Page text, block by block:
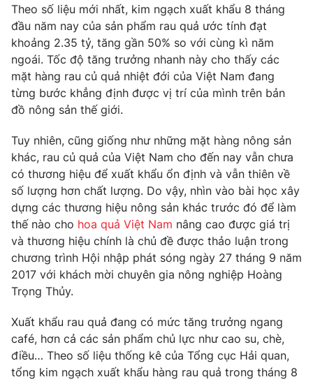
Phim VTV
Hậu trường
Nhân vật
Khán giả
Giải trí
Điện ảnh
Âm nhạc
Sao
Đời sống
Du lịch
Chất lượng cuộc sống
Giáo dục
Tuyển sinh
Học trực tuyến
Công nghệ
Hitech Công nghệ tương lai
Sản phẩm
Thị trường
Tư vấn
Giao lưu trực tuyến
Lịch phát sóng
Chuyên mục khác
Photo Infographic
Theo số liệu mới nhất, kim ngạch xuất khẩu 8 tháng
đầu năm nay của sản phẩm rau quả ước tính đạt
khoảng 2.35 tỷ, tăng gần 50% so với cùng kì năm
ngoái. Tốc độ tăng trưởng nhanh này cho thấy các
mặt hàng rau củ quả nhiệt đới của Việt Nam đang
từng bước khẳng định được vị trí của mình trên bản
đồ nông sản thế giới.
Tuy nhiên, cũng giống như những mặt hàng nông sản
khác, rau củ quả của Việt Nam cho đến nay vẫn chưa
có thương hiệu để xuất khẩu ổn định và vẫn thiên về
số lượng hơn chất lượng. Do vậy, nhìn vào bài học xây
dựng các thương hiệu nông sản khác trước đó để làm
thế nào cho hoa quả Việt Nam nâng cao được giá trị
và thương hiệu chính là chủ đề được thảo luận trong
chương trình Hội nhập phát sóng ngày 27 tháng 9 năm
2017 với khách mời chuyên gia nông nghiệp Hoàng
Trọng Thủy.
Xuất khẩu rau quả đang có mức tăng trưởng ngang
café, hơn cả các sản phẩm chủ lực như cao su, chè,
điều… Theo số liệu thống kê của Tổng cục Hải quan,
tổng kim ngạch xuất khẩu hàng rau quả trong tháng 8